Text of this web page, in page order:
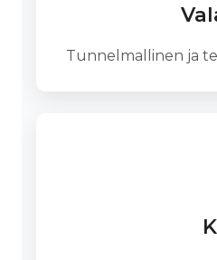
Tunnelmallinen ja